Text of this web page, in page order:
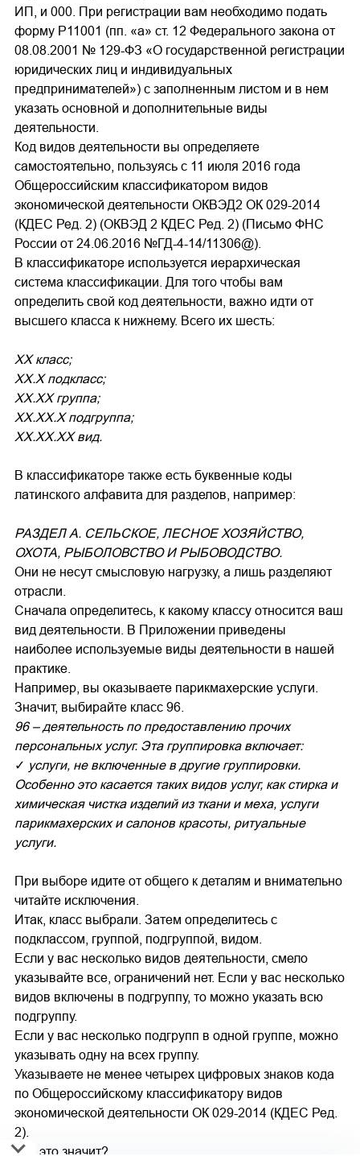
ИП, и 000. При регистрации вам необходимо подать
форму Р11001 (пп. «а» ст. 12 Федерального закона от
08.08.2001 № 129-ФЗ «О государственной регистрации
юридических лиц и индивидуальных
предпринимателей») с заполненным листом и в нем
указать основной и дополнительные виды
деятельности.
Код видов деятельности вы определяете
самостоятельно, пользуясь с 11 июля 2016 года
Общероссийским классификатором видов
экономической деятельности ОКВЭД2 ОК 029-2014
(КДЕС Ред. 2) (ОКВЭД 2 КДЕС Ред. 2) (Письмо ФНС
России от 24.06.2016 №ГД-4-14/11306@).
В классификаторе используется иерархическая
система классификации. Для того чтобы вам
определить свой код деятельности, важно идти от
высшего класса к нижнему. Всего их шесть:
XX класс;
ХХ.Х подкласс;
ХХ.ХХ группа;
ХХ.ХХ.Х подгруппа;
ХХ.ХХ.ХХ вид.
В классификаторе также есть буквенные коды
латинского алфавита для разделов, например:
РАЗДЕЛ А. СЕЛЬСКОЕ, ЛЕСНОЕ ХОЗЯЙСТВО,
ОХОТА, РЫБОЛОВСТВО И РЫБОВОДСТВО.
Они не несут смысловую нагрузку, а лишь разделяют
отрасли.
Сначала определитесь, к какому классу относится ваш
вид деятельности. В Приложении приведены
наиболее используемые виды деятельности в нашей
практике.
Например, вы оказываете парикмахерские услуги.
Значит, выбирайте класс 96.
96 – деятельность по предоставлению прочих
персональных услуг. Эта группировка включает:
✓ услуги, не включенные в другие группировки.
Особенно это касается таких видов услуг, как стирка и
химическая чистка изделий из ткани и меха, услуги
парикмахерских и салонов красоты, ритуальные
услуги.
При выборе идите от общего к деталям и внимательно
читайте исключения.
Итак, класс выбрали. Затем определитесь с
подклассом, группой, подгруппой, видом.
Если у вас несколько видов деятельности, смело
указывайте все, ограничений нет. Если у вас несколько
видов включены в подгруппу, то можно указать всю
подгруппу.
Если у вас несколько подгрупп в одной группе, можно
указывать одну на всех группу.
Указываете не менее четырех цифровых знаков кода
по Общероссийскому классификатору видов
экономической деятельности ОК 029-2014 (КДЕС Ред.
2).
Что это значит?